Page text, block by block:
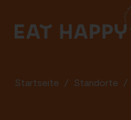
MAIN
Startseite / Standorte /